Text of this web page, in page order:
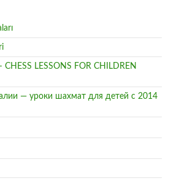
CHESS LESSONS FOR CHILDREN
— уроки шахмат для детей с 2014